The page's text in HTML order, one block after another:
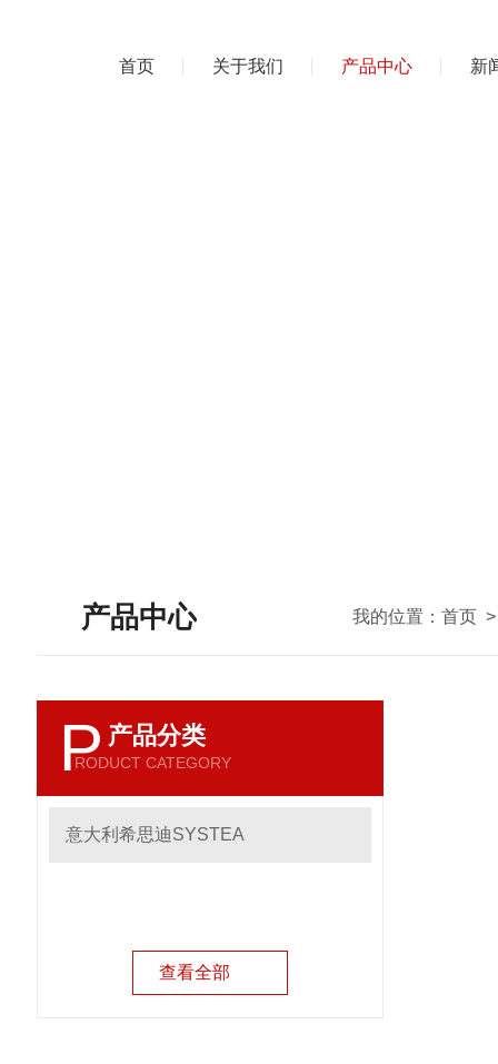
首页 关于我们 产品中心 新
产品中心 我的位置： 首页
P 产品分类
RODUCT CATEGORY
意大利希思迪SYSTEA
查看全部